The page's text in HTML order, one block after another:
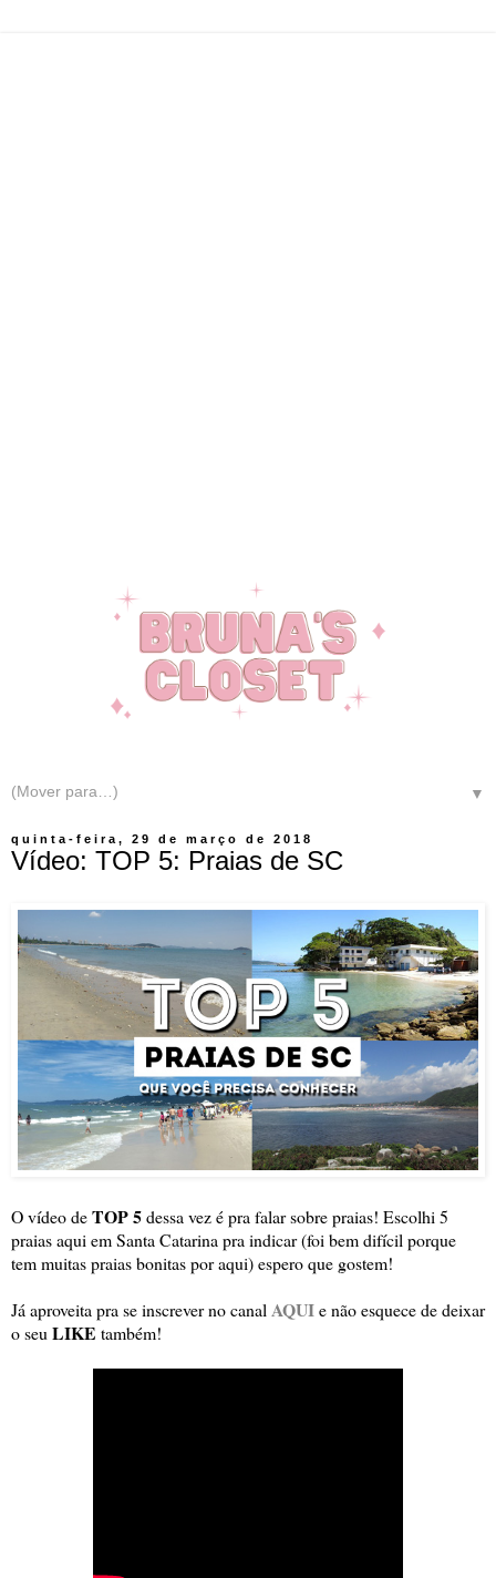
▼
quinta-feira, 29 de março de 2018
Vídeo: TOP 5: Praias de SC
O vídeo deTOP 5dessa vez é pra falar sobre praias! Escolhi 5
praias aqui em Santa Catarina pra indicar (foi bem difícil porque
tem muitas praias bonitas por aqui) espero que gostem!
Já aproveita pra se inscrever no canal AQUIe não esquece de deixar
o seu LIKE também!